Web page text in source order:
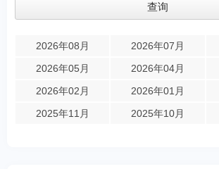
2026年08月 2026年07月
2026年05月
2026年04月
2026年02月
2026年01月
2025年11月
2025年10月